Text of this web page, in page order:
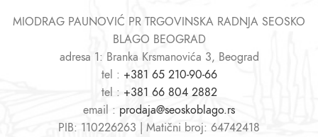
MIODRAG PAUNOVIĆ PR TRGOVINSKA RADNJA SEOSKO
BLAGO BEOGRAD
adresa 1: Branka Krsmanovića 3, Beograd
tel : +381 65 210-90-66
tel : +381 66 804 2882
email : prodaja@seoskoblago.rs
PIB: 110226263 | Matični broj: 64742418